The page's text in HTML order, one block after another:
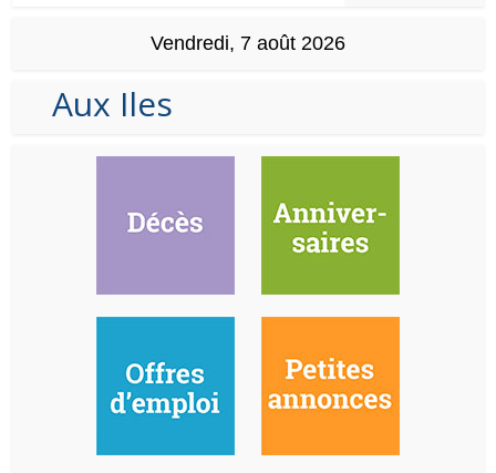
Vendredi, 7 août 2026
Aux Iles